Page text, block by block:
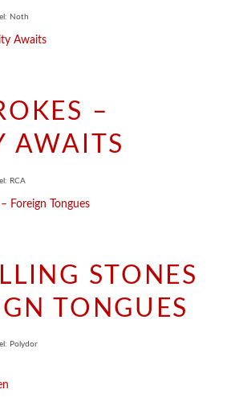
Noth
–
AWAITS
RCA
STONES
TONGUES
Polydor